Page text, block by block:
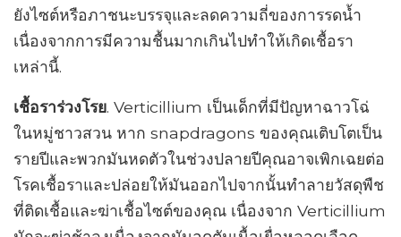
ยังไซต์หรือภาชนะบรรจุและลดความถี่ของการรดน้ำ
เนื่องจากการมีความชื้นมากเกินไปทำให้เกิดเชื้อรา
เหล่านี้.
เชื้อราร่วงโรย. Verticillium เป็นเด็กที่มีปัญหาฉาวโฉ่
ในหมู่ชาวสวน หาก snapdragons ของคุณเติบโตเป็น
รายปีและพวกมันหดตัวในช่วงปลายปีคุณอาจเพิกเฉยต่อ
โรคเชื้อราและปล่อยให้มันออกไปจากนั้นทำลายวัสดุพืช
ที่ติดเชื้อและฆ่าเชื้อไซต์ของคุณ เนื่องจาก Verticillium